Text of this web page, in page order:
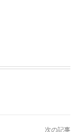
次の記事